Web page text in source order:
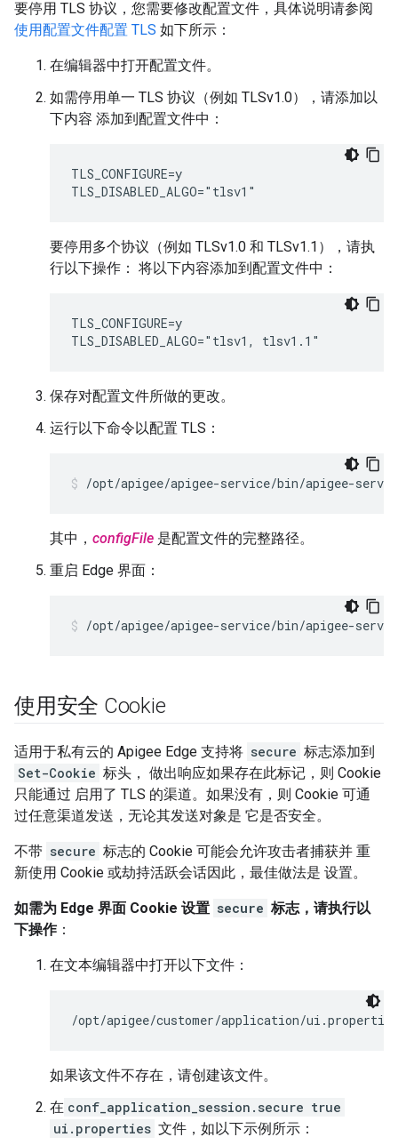
要停用 TLS 协议，您需要修改配置文件，具体说明请参阅
使用配置文件配置 TLS 如下所示：
在编辑器中打开配置文件。
如需停用单一 TLS 协议（例如 TLSv1.0），请添加以
下内容 添加到配置文件中：
TLS_CONFIGURE=y
TLS_DISABLED_ALGO="tlsv1"
要停用多个协议（例如 TLSv1.0 和 TLSv1.1），请执
行以下操作： 将以下内容添加到配置文件中：
TLS_CONFIGURE=y
TLS_DISABLED_ALGO="tlsv1, tlsv1.1"
保存对配置文件所做的更改。
运行以下命令以配置 TLS：
/opt/apigee/apigee-service/bin/apigee-
其中， configFile 是配置文件的完整路径。
重启 Edge 界面：
/opt/apigee/apigee-service/bin/apigee-
使用安全 Cookie
适用于私有云的 Apigee Edge 支持将 secure 标志添加到
Set-Cookie 标头， 做出响应如果存在此标记，则 Cookie
只能通过 启用了 TLS 的渠道。如果没有，则 Cookie 可通
过任意渠道发送，无论其发送对象是 它是否安全。
不带 secure 标志的 Cookie 可能会允许攻击者捕获并 重
新使用 Cookie 或劫持活跃会话因此，最佳做法是 设置。
如需为 Edge 界面 Cookie 设置 secure 标志，请执行以
下操作：
在文本编辑器中打开以下文件：
/opt/apigee/customer/application/ui.properties
如果该文件不存在，请创建该文件。
在 conf_application_session.secure true
ui.properties 文件，如以下示例所示：